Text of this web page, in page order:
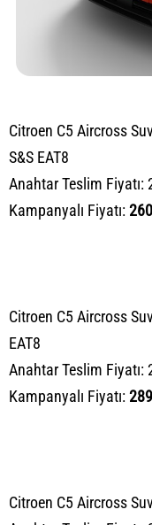
Citroen C5 Aircross
S&S EAT8
Anahtar Teslim Fiyatı:
Kampanyalı Fiyatı:
Citroen C5 Aircross
EAT8
Anahtar Teslim Fiyatı:
Kampanyalı Fiyatı:
Citroen C5 Aircross